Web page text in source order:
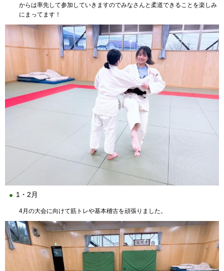
からは率先して参加していきますのでみなさんと柔道できることを楽しみ
にまってます！
1・2月
4月の大会に向けて筋トレや基本稽古を頑張りました。